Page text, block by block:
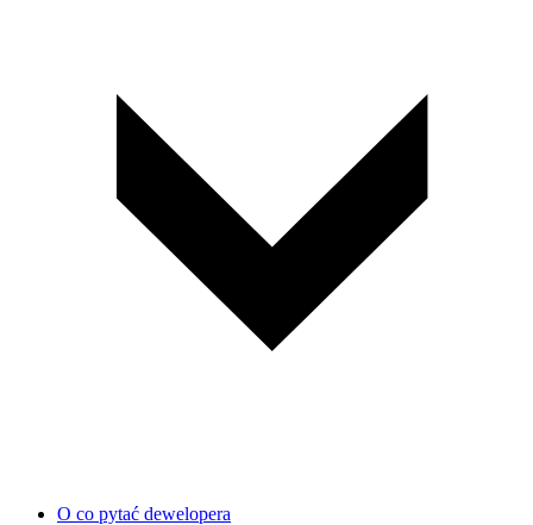
O co pytać dewelopera